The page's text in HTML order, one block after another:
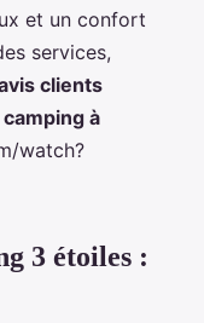
et un confort
services,
clients
camping à
watch?
3 étoiles :